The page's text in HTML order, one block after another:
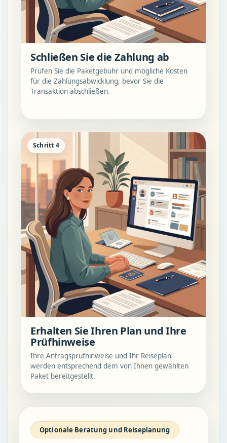
Schließen Sie die Zahlung ab
Prüfen Sie die Paketgebühr und mögliche Kosten
für die Zahlungsabwicklung, bevor Sie die
Transaktion abschließen.
Schritt 4
Erhalten Sie Ihren Plan und Ihre
Prüfhinweise
Ihre Antragsprüfhinweise und Ihr Reiseplan
werden entsprechend dem von Ihnen gewählten
Paket bereitgestellt.
Optionale Beratung und Reiseplanung